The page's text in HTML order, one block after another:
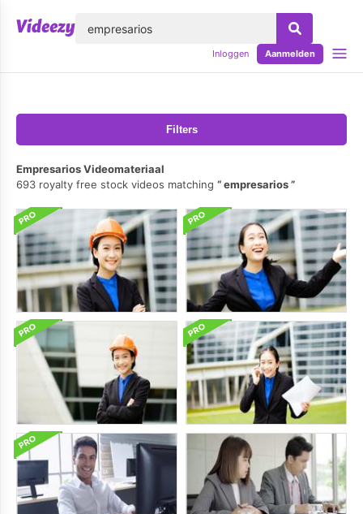
Inloggen Aanmelden
Filters
Empresarios Videomateriaal
693 royalty free stock videos matching
empresarios